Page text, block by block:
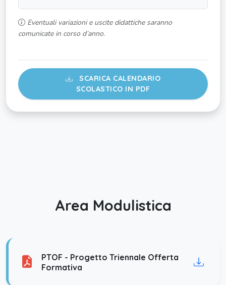
Eventuali variazioni e uscite didattiche saranno
comunicate in corso d’anno.
SCARICA CALENDARIO
SCOLASTICO IN PDF
Area Modulistica
PTOF - Progetto Triennale Offerta
Formativa